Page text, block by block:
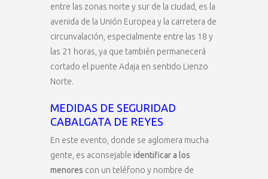
entre las zonas norte y sur de la ciudad, es la
avenida de la Unión Europea y la carretera de
circunvalación, especialmente entre las 18 y
las 21 horas, ya que también permanecerá
cortado el puente Adaja en sentido Lienzo
Norte.
MEDIDAS DE SEGURIDAD
CABALGATA DE REYES
En este evento, donde se aglomera mucha
gente, es aconsejable identificar a los
menores con un teléfono y nombre de